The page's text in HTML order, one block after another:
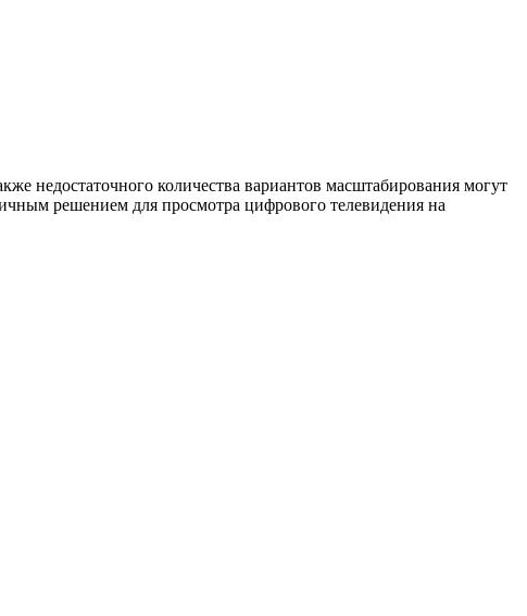
недостаточного количества вариантов масштабирования могут
решением для просмотра цифрового телевидения на